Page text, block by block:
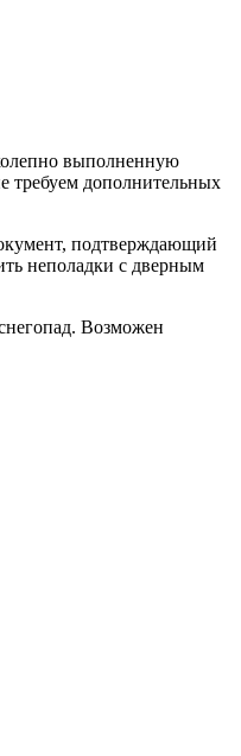
выполненную
требуем дополнительных
подтверждающий
неполадки с дверным
Возможен